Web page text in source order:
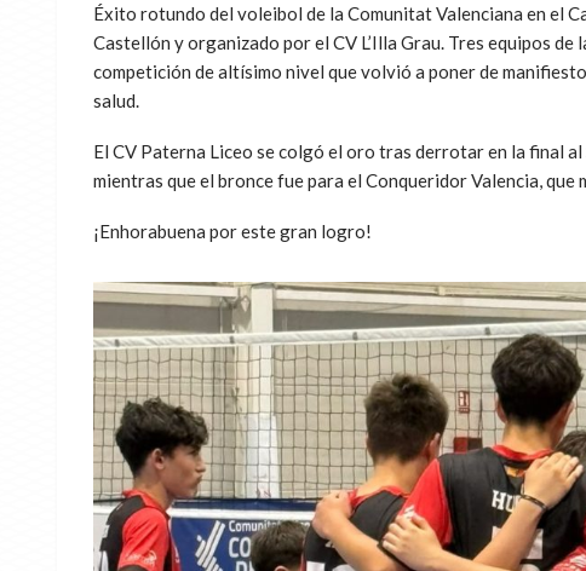
Éxito rotundo del voleibol de la Comunitat Valenciana en el
Castellón y organizado por el CV L’Illa Grau. Tres equipos
competición de altísimo nivel que volvió a poner de
salud.
El CV Paterna Liceo se colgó el oro tras derrotar en la final
mientras que el bronce fue para el Conqueridor Valencia,
¡Enhorabuena por este gran logro!